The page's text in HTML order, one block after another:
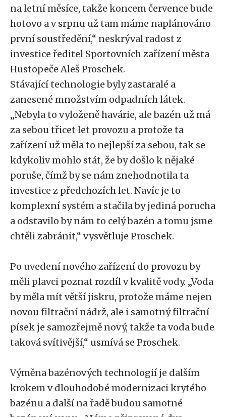
na letní měsíce, takže koncem července bude
hotovo a v srpnu už tam máme naplánováno
první soustředění,“ neskrýval radost z
investice ředitel Sportovních zařízení města
Hustopeče Aleš Proschek.
Stávající technologie byly zastaralé a
zanesené množstvím odpadních látek.
„Nebyla to vyloženě havárie, ale bazén už má
za sebou třicet let provozu a protože ta
zařízení už měla to nejlepší za sebou, tak se
kdykoliv mohlo stát, že by došlo k nějaké
poruše, čímž by se nám znehodnotila ta
investice z předchozích let. Navíc je to
komplexní systém a stačila by jediná porucha
a odstavilo by nám to celý bazén a tomu jsme
chtěli zabránit,“ vysvětluje Proschek.
Po uvedení nového zařízení do provozu by
měli plavci poznat rozdíl v kvalitě vody. „Voda
by měla mít větší jiskru, protože máme nejen
novou filtrační nádrž, ale i samotný filtrační
písek je samozřejmě nový, takže ta voda bude
taková svítivější,“ usmívá se Proschek.
Výměna bazénových technologií je dalším
krokem v dlouhodobé modernizaci krytého
bazénu a další na řadě budou samotné